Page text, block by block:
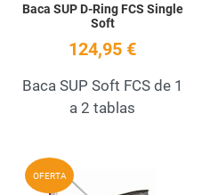
Baca SUP D-Ring FCS Single
Soft
124,95 €
Baca SUP Soft FCS de 1
a 2 tablas
Add to Wishlist
OFERTA